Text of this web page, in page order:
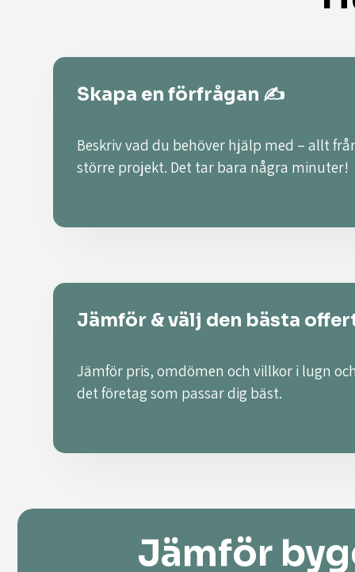
Skapa en förfrågan ✍️
Beskriv vad du behöver hjälp med – allt
större projekt. Det tar bara några minuter!
Jämför & välj den bästa
Jämför pris, omdömen och villkor i lugn
det företag som passar dig bäst.
Jämför